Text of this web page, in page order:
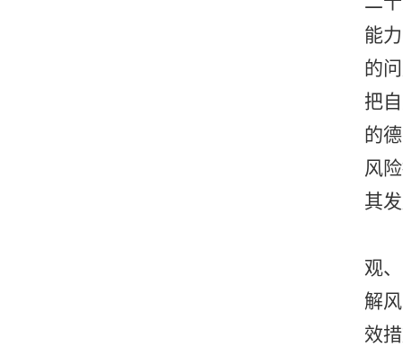
能
的
把
的
风
其
观
解
效